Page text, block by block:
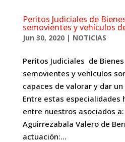
Peritos Judiciales de
semovientes y vehículos
Jun 30, 2020| NOTICIAS
Peritos Judiciales de
semovientes y vehículos
capaces de valorar y dar
Entre estas especialidades
entre nuestros asociados
Aguirrezabala Valero de
actuación:...